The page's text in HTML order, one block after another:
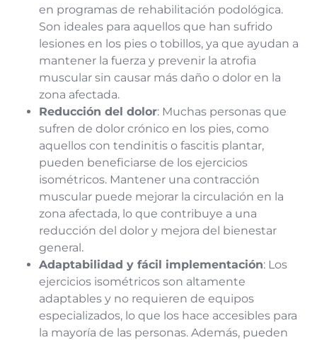
en programas de rehabilitación podológica.
Son ideales para aquellos que han sufrido
lesiones en los pies o tobillos, ya que ayudan a
mantener la fuerza y prevenir la atrofia
muscular sin causar más daño o dolor en la
zona afectada.
Reducción del dolor: Muchas personas que
sufren de dolor crónico en los pies, como
aquellos con tendinitis o fascitis plantar,
pueden beneficiarse de los ejercicios
isométricos. Mantener una contracción
muscular puede mejorar la circulación en la
zona afectada, lo que contribuye a una
reducción del dolor y mejora del bienestar
general.
Adaptabilidad y fácil implementación: Los
ejercicios isométricos son altamente
adaptables y no requieren de equipos
especializados, lo que los hace accesibles para
la mayoría de las personas. Además, pueden